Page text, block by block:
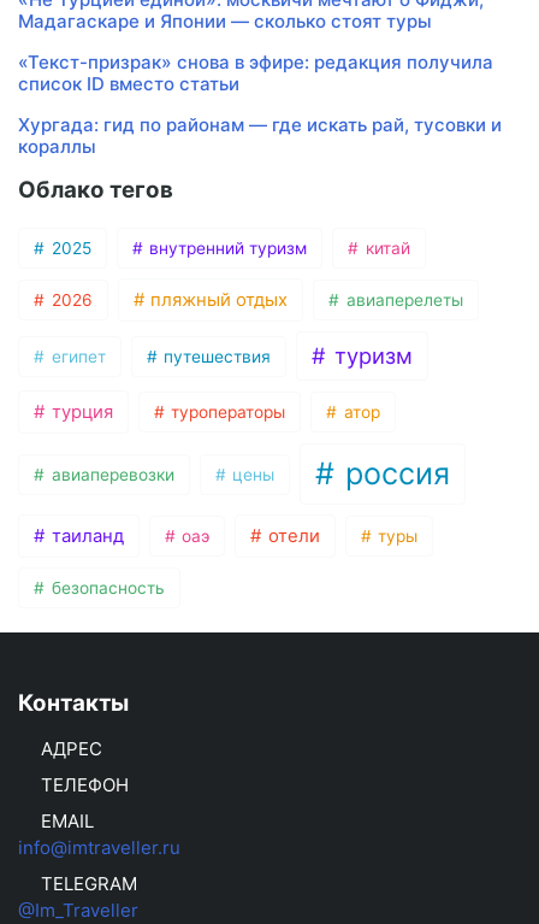
Мадагаскаре и Японии — сколько стоят туры
«Текст-призрак» снова в эфире: редакция получила
список ID вместо статьи
Хургада: гид по районам — где искать рай, тусовки и
кораллы
Облако тегов
2025 внутренний туризм китай
2026 пляжный отдых авиаперелеты
египет путешествия туризм
турция туроператоры атор
авиаперевозки цены россия
таиланд оаэ отели туры
безопасность
Контакты
АДРЕС
ТЕЛЕФОН
EMAIL
info@imtraveller.ru
TELEGRAM
@Im_Traveller